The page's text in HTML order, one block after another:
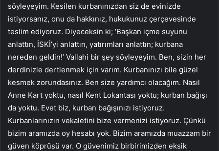
söyleyeyim. Kesilen kurbanınızdan siz de evinizde
istiyorsanız, onu da hakkınız, hukukunuz çerçevesinde
teslim ediyoruz. Diyeceksin ki; ‘Başkan içme suyunu
anlattın, İSKİ’yi anlattın, yatırımları anlattın; kurbana
nereden geldin!’ Vallahi bir şey söyleyeyim. Ben, sizin her
derdinizle dertlenmek için varım. Kurbanınızı bile güzel
kesmek zorundasınız. Ben size yardımcı olacağım. Nasıl
Anne Kart yoktu, nasıl Kent Lokantası yoktu; kurban bağışı
da yoktu. Evet biz, kurban bağışınızı istiyoruz.
Kurbanlarınızın vekaletini bize vermenizi istiyoruz. Çünkü
bizim aramızda oy hesabı yok. Bizim aramızda muazzam bir
güven köprüsü var. O güvenimiz birbirimizden eksik